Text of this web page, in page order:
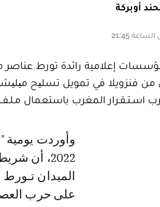
أوبركة
إعلامية رائدة تورط عناصر
من فنزويلا في تمويل تسلیح
اسـتـقـرار المغرب باستعمال
وأوردت يومية "الصباح"، على صفحتها الأولى في عددها ليوم الخميس 9 يونيو
الميدان تـورط
على حرب